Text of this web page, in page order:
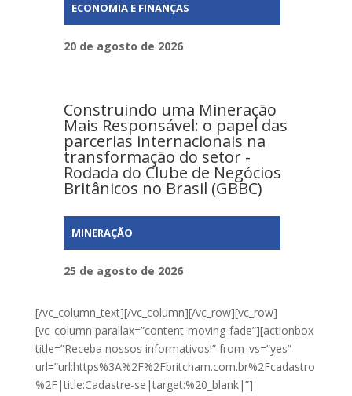
ECONOMIA E FINANÇAS
20 de agosto de 2026
Construindo uma Mineração
Mais Responsável: o papel das
parcerias internacionais na
transformação do setor -
Rodada do Clube de Negócios
Britânicos no Brasil (GBBC)
MINERAÇÃO
25 de agosto de 2026
[/vc_column_text][/vc_column][/vc_row][vc_row]
[vc_column parallax=”content-moving-fade”][actionbox
title=”Receba nossos informativos!” from_vs=”yes”
url=”url:https%3A%2F%2Fbritcham.com.br%2Fcadastro
%2F|title:Cadastre-se|target:%20_blank|”]